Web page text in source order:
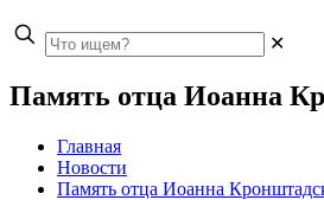
✕
Память отца Иоанна
Главная
Новости
Память отца Иоанна